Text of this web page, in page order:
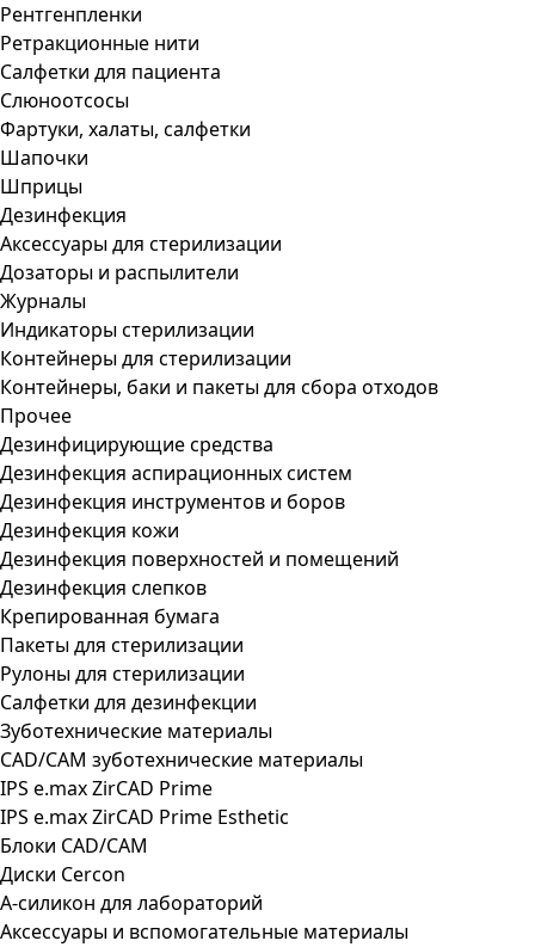
Рентгенпленки
Ретракционные нити
Салфетки для пациента
Слюноотсосы
Фартуки, халаты, салфетки
Шапочки
Шприцы
Дезинфекция
Аксессуары для стерилизации
Дозаторы и распылители
Журналы
Индикаторы стерилизации
Контейнеры для стерилизации
Контейнеры, баки и пакеты для сбора отходов
Прочее
Дезинфицирующие средства
Дезинфекция аспирационных систем
Дезинфекция инструментов и боров
Дезинфекция кожи
Дезинфекция поверхностей и помещений
Дезинфекция слепков
Крепированная бумага
Пакеты для стерилизации
Рулоны для стерилизации
Салфетки для дезинфекции
Зуботехнические материалы
CAD/CAM зуботехнические материалы
IPS e.max ZirCAD Prime
IPS e.max ZirCAD Prime Esthetic
Блоки CAD/CAM
Диски Cercon
А-силикон для лабораторий
Аксессуары и вспомогательные материалы